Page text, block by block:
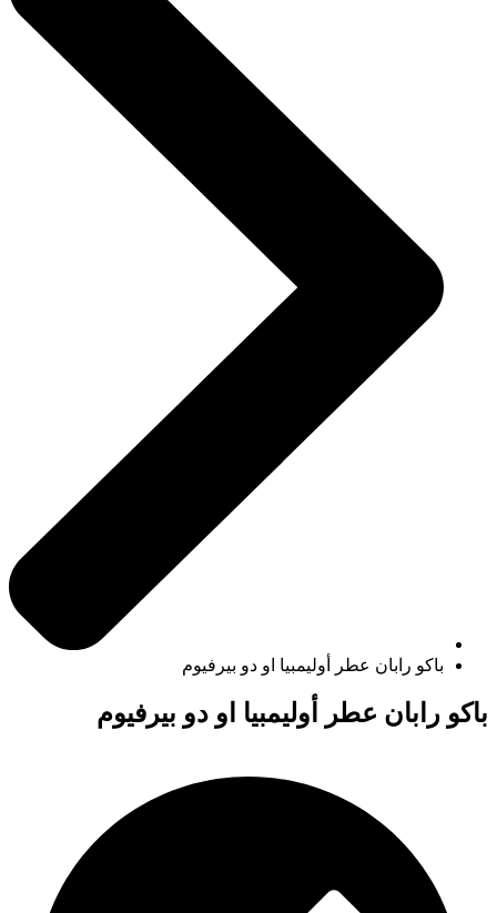
باكو رابان عطر أوليمبيا او دو بيرفيوم
باكو رابان عطر أوليمبيا او دو بيرفيوم